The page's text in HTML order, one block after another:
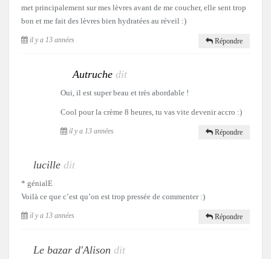
met principalement sur mes lèvres avant de me coucher, elle sent trop
bon et me fait des lèvres bien hydratées au réveil :)
il y a 13 années Répondre
Autruche dit
Oui, il est super beau et très abordable !
Cool pour la crème 8 heures, tu vas vite devenir accro :)
il y a 13 années Répondre
lucille dit
* génialE
Voilà ce que c’est qu’on est trop pressée de commenter :)
il y a 13 années Répondre
Le bazar d'Alison dit